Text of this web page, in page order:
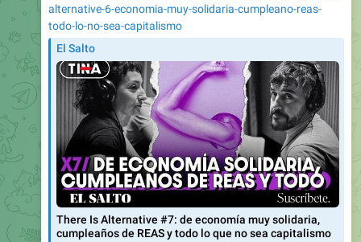
alternative-6-economia-muy-solidaria-cumpleano-reas-
todo-lo-no-sea-capitalismo
El Salto
There Is Alternative #7: de economía muy solidaria,
cumpleaños de REAS y todo lo que no sea capitalismo